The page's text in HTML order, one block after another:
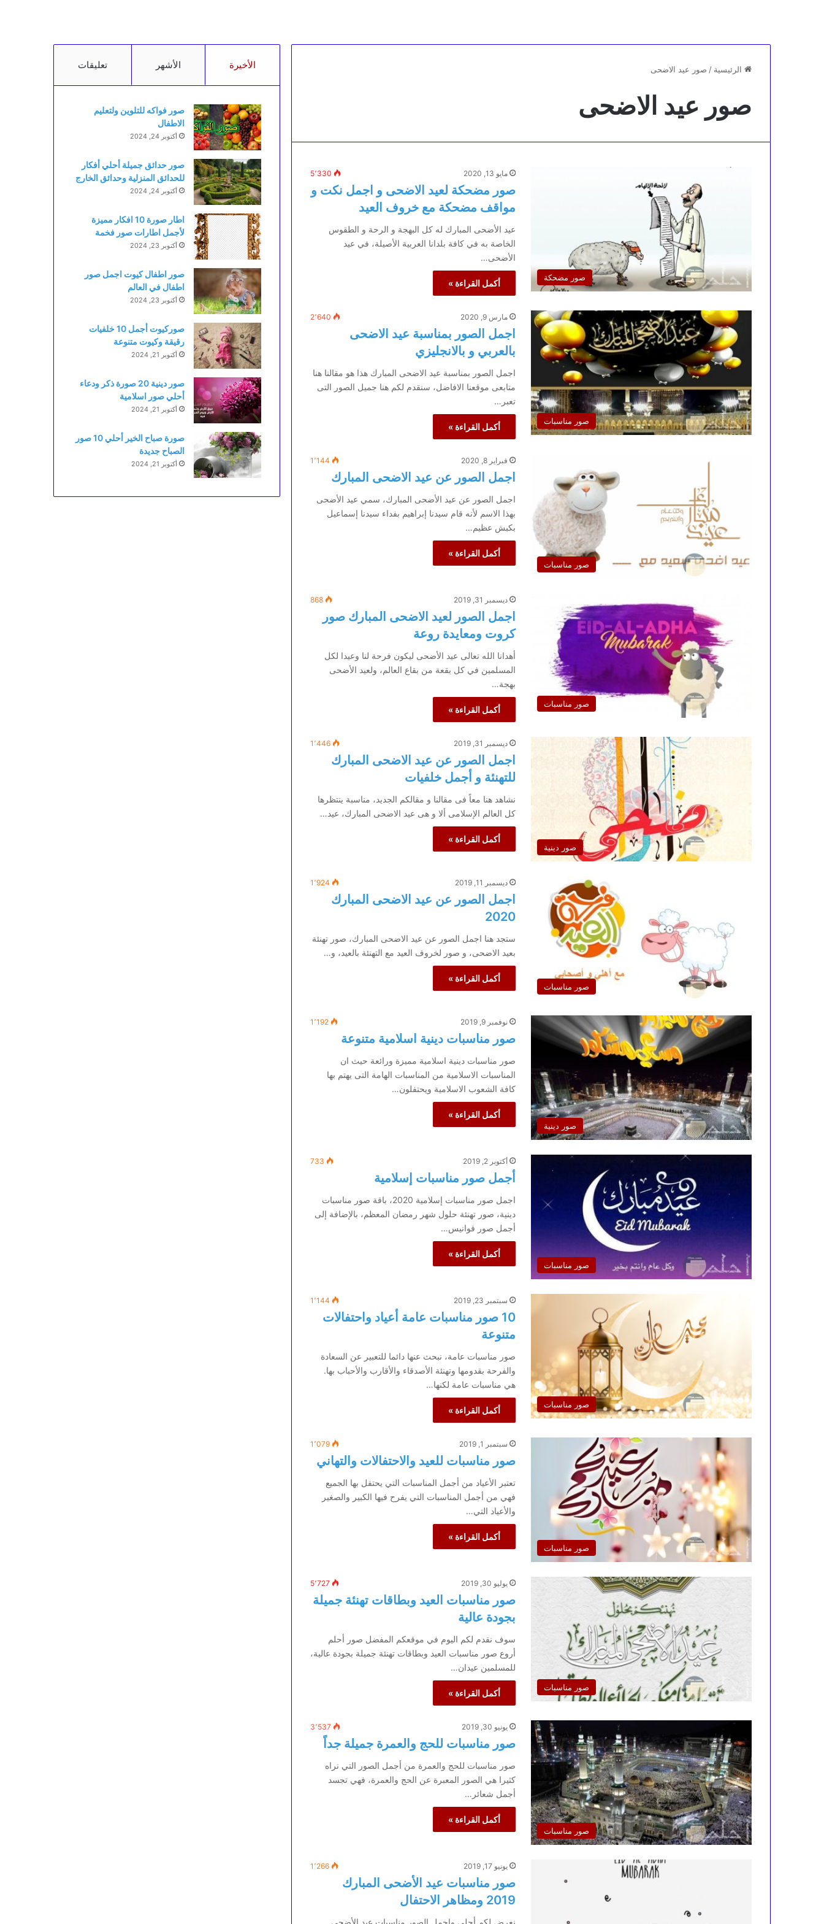
الرئيسية / صور عيد الاضحى
صور عيد الاضحى
صور مضحكة
مايو 13, 2020 5٬330
صور مضحكة لعيد الاضحى و اجمل نكت و
مواقف مضحكة مع خروف العيد
عيد الأضحى المبارك له كل البهجة و الرحة و الطقوس
الخاصة به في كافة بلدانا العربية الأصيلة، في عيد
الأضحى…
أكمل القراءة »
صور مناسبات
مارس 9, 2020 2٬640
اجمل الصور بمناسبة عيد الاضحى
بالعربي و بالانجليزي
اجمل الصور بمناسبة عيد الاضحى المبارك هذا هو مقالنا هنا
متابعى موقعنا الافاضل، سنقدم لكم هنا جميل الصور التى
تعبر…
أكمل القراءة »
صور مناسبات
فبراير 8, 2020 1٬144
اجمل الصور عن عيد الاضحى المبارك
اجمل الصور عن عيد الأضحى المبارك، سمي عيد الأضحى
بهذا الاسم لأنه قام سيدنا إبراهيم بفداء سيدنا إسماعيل
بكبش عظيم…
أكمل القراءة »
صور مناسبات
ديسمبر 31, 2019 868
اجمل الصور لعيد الاضحى المبارك صور
كروت ومعايدة روعة
أهدانا الله تعالى عيد الأضحى ليكون فرحة لنا وعيدا لكل
المسلمين في كل بقعة من بقاع العالم، ولعيد الأضحى
بهجة…
أكمل القراءة »
صور دينية
ديسمبر 31, 2019 1٬446
اجمل الصور عن عيد الاضحى المبارك
للتهنئة و أجمل خلفيات
نشاهد هنا معاً فى مقالنا و مقالكم الجديد، مناسبة ينتظرها
كل العالم الإسلامى ألا و هى عيد الاضحى المبارك، عيد…
أكمل القراءة »
صور مناسبات
ديسمبر 11, 2019 1٬924
اجمل الصور عن عيد الاضحى المبارك
2020
ستجد هنا اجمل الصور عن عيد الاضحى المبارك، صور تهنئة
بعيد الاضحى، و صور لخروف العيد مع التهنئة بالعيد، و…
أكمل القراءة »
صور دينية
نوفمبر 9, 2019 1٬192
صور مناسبات دينية اسلامية متنوعة
صور مناسبات دينية اسلامية مميزة ورائعة حيث ان
المناسبات الاسلامية من المناسبات الهامة التى يهتم بها
كافة الشعوب الاسلامية ويحتفلون…
أكمل القراءة »
صور مناسبات
أكتوبر 2, 2019 733
أجمل صور مناسبات إسلامية
اجمل صور مناسبات إسلامية 2020، باقة صور مناسبات
دينية، صور تهنئة حلول شهر رمضان المعظم، بالإضافة إلى
أجمل صور فوانيس…
أكمل القراءة »
صور مناسبات
سبتمبر 23, 2019 1٬144
10 صور مناسبات عامة أعياد واحتفالات
متنوعة
صور مناسبات عامة، نبحث عنها دائما للتعبير عن السعادة
والفرحة بقدومها وتهنئة الأصدقاء والأقارب والأحباب بها.
هي مناسبات عامة لكنها…
أكمل القراءة »
صور مناسبات
سبتمبر 1, 2019 1٬079
صور مناسبات للعيد والاحتفالات والتهاني
تعتبر الأعياد من أجمل المناسبات التي يحتفل بها الجميع
فهي من أجمل المناسبات التي يفرح فيها الكبير والصغير
والأعياد التي…
أكمل القراءة »
صور مناسبات
يوليو 30, 2019 5٬727
صور مناسبات العيد وبطاقات تهنئة جميلة
بجودة عالية
سوف نقدم لكم اليوم في موقعكم المفضل صور أحلم
أروع صور مناسبات العيد وبطاقات تهنئة جميلة بجودة عالية،
للمسلمين عيدان…
أكمل القراءة »
صور مناسبات
يونيو 30, 2019 3٬537
صور مناسبات للحج والعمرة جميلة جداً
صور مناسبات للحج والعمرة من أجمل الصور التي نراه
كثيرا هي الصور المعبرة عن الحج والعمرة، فهي تجسد
أجمل شعائر…
أكمل القراءة »
يونيو 17, 2019 1٬266
صور مناسبات عيد الأضحى المبارك
2019 ومظاهر الاحتفال
الأخيرة الأشهر تعليقات
صور فواكه للتلوين ولتعليم
الاطفال
أكتوبر 24, 2024
صور حدائق جميلة أحلي أفكار
للحدائق المنزلية وحدائق الخارج
أكتوبر 24, 2024
اطار صورة 10 افكار مميزة
لأجمل اطارات صور فخمة
أكتوبر 23, 2024
صور اطفال كيوت اجمل صور
اطفال في العالم
أكتوبر 23, 2024
صوركيوت أجمل 10 خلفيات
رقيقة وكيوت متنوعة
أكتوبر 21, 2024
صور دينية 20 صورة ذكر ودعاء
أحلي صور اسلامية
أكتوبر 21, 2024
صورة صباح الخير أحلي 10 صور
الصباح جديدة
أكتوبر 21, 2024